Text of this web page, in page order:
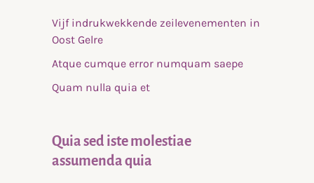
Vijf indrukwekkende zeilevenementen in
Oost Gelre
Atque cumque error numquam saepe
Quam nulla quia et
Quia sed iste molestiae
assumenda quia